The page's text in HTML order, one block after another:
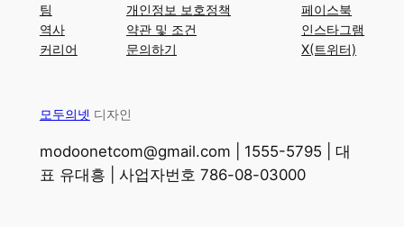
팀
역사
커리어
개인정보 보호정책
약관 및 조건
문의하기
페이스북
인스타그램
X(트위터)
모두의넷 디자인
modoonetcom@gmail.com | 1555-5795 | 대
표 유대흥 | 사업자번호 786-08-03000